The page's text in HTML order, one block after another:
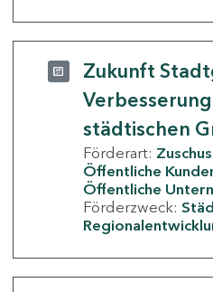
Zukunft
städtischen
Förderart:
Öffentliche
Öffentliche
Förderzweck: